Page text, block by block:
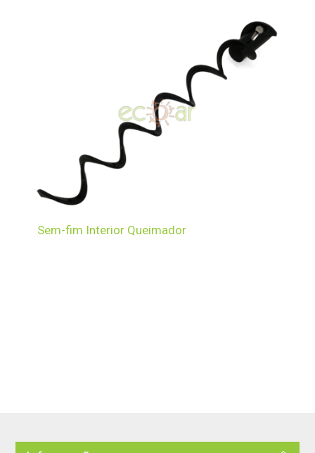
Sem-fim Interior Queimador